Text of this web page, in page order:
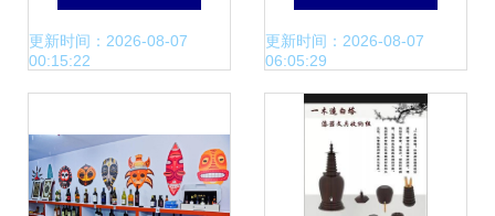
客购物热情
更新时间：2026-08-07
00:15:22
品新闻发布会在贵
阳举行
更新时间：2026-08-07
06:05:29